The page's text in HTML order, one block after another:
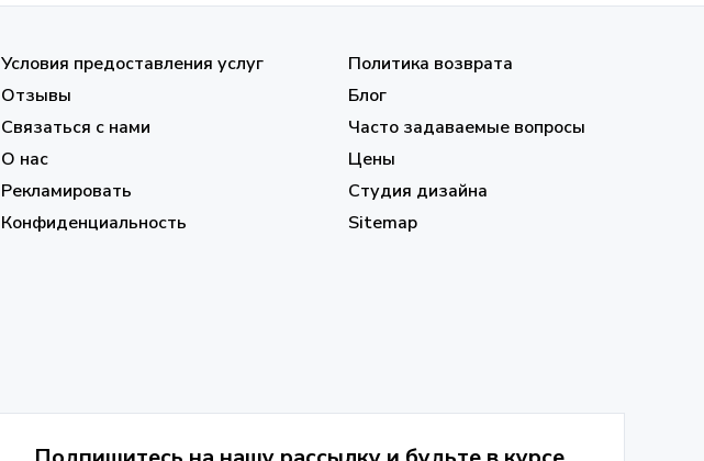
Условия предоставления услуг
Отзывы
Связаться с нами
О нас
Рекламировать
Конфиденциальность
Политика возврата
Блог
Часто задаваемые вопросы
Цены
Студия дизайна
Sitemap